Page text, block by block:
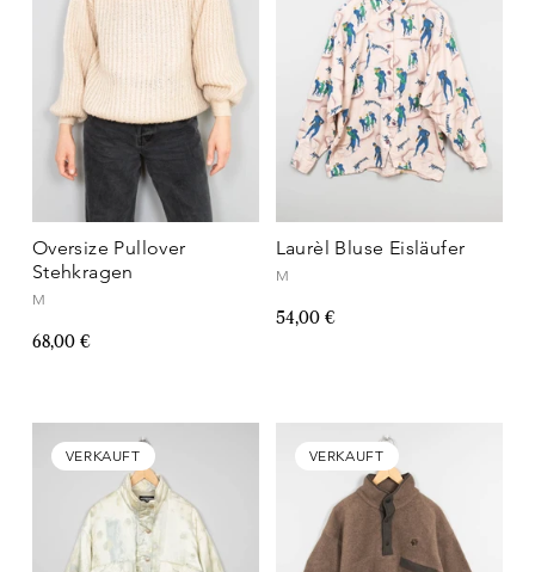
Oversize Pullover
Stehkragen
M
68,00 €
Laurèl Bluse Eisläufer
M
54,00 €
VERKAUFT VERKAUFT